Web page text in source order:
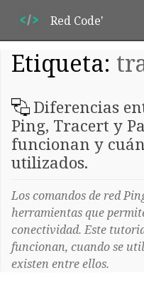
Red Code'
Etiqueta:
Diferencias
Ping, Tracert y
funcionan y
utilizados.
Los comandos de red
herramientas que
conectividad. Este
funcionan, cuando se
existen entre ellos.